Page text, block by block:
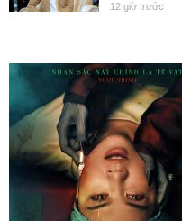
12 giờ trước